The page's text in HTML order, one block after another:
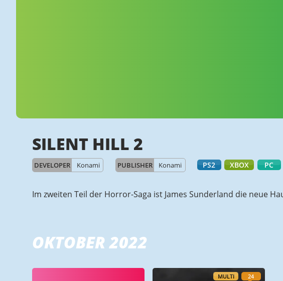
SILENT HILL 2
DEVELOPER Konami PUBLISHER Konami PS2 XBOX PC
Im zweiten Teil der Horror-Saga ist James Sunderland die neue
OKTOBER 2022
MULTI 24